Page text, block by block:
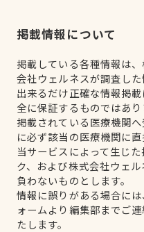
掲載情報について
掲載している各種情報は
会社ウェルネスが調査した
出来るだけ正確な情報掲
全に保証するものではあり
掲載されている医療機関
に必ず該当の医療機関に直
当サービスによって生じ
ク、および株式会社ウェ
負わないものとします。
情報に誤りがある場合に
ォームより編集部までご
たします。